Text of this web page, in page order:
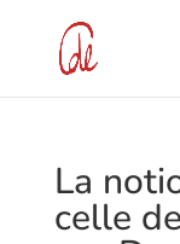
La
celle